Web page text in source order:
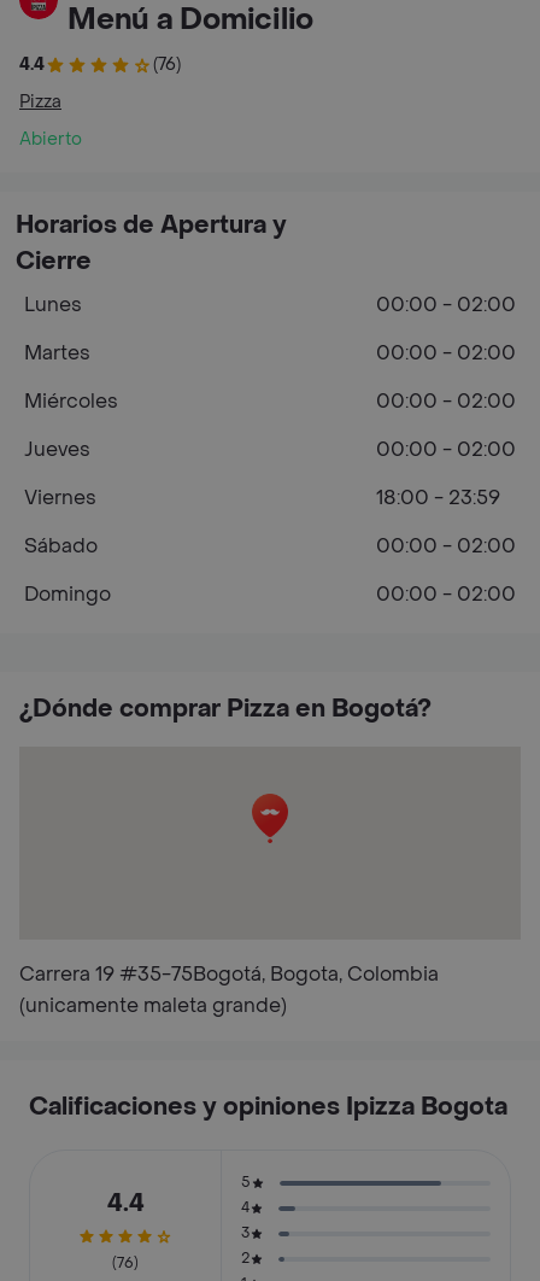
Menú a Domicilio
4.4
(76)
Pizza
Abierto
¿Dónde comprar Pizza en Bogotá?
Carrera 19 #35-75Bogotá, Bogota, Colombia
(unicamente maleta grande)
Horarios de Apertura y
Cierre
Lunes
00:00 - 02:00
Martes
00:00 - 02:00
Miércoles
00:00 - 02:00
Jueves
00:00 - 02:00
Viernes
18:00 - 23:59
Sábado
00:00 - 02:00
Domingo
00:00 - 02:00
Calificaciones y opiniones Ipizza Bogota
4.4
(76)
5
4
3
2